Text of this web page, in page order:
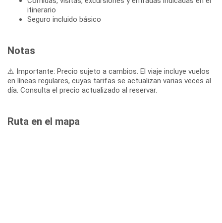
itinerario
Seguro incluido básico
Notas
⚠️ Importante: Precio sujeto a cambios. El viaje incluye vuelos
en líneas regulares, cuyas tarifas se actualizan varias veces al
día. Consulta el precio actualizado al reservar.
Ruta en el mapa